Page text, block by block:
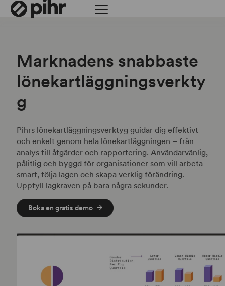
Marknadens snabbaste
lönekartläggningsverkty
g
Pihrs lönekartläggningsverktyg guidar dig effektivt
och enkelt genom hela lönekartläggningen – från
analys till åtgärder och rapportering. Användarvänlig,
pålitlig och byggd för organisationer som vill arbeta
smart, följa lagen och skapa verklig förändring.
Uppfyll lagkraven på bara några sekunder.
Boka en gratis demo